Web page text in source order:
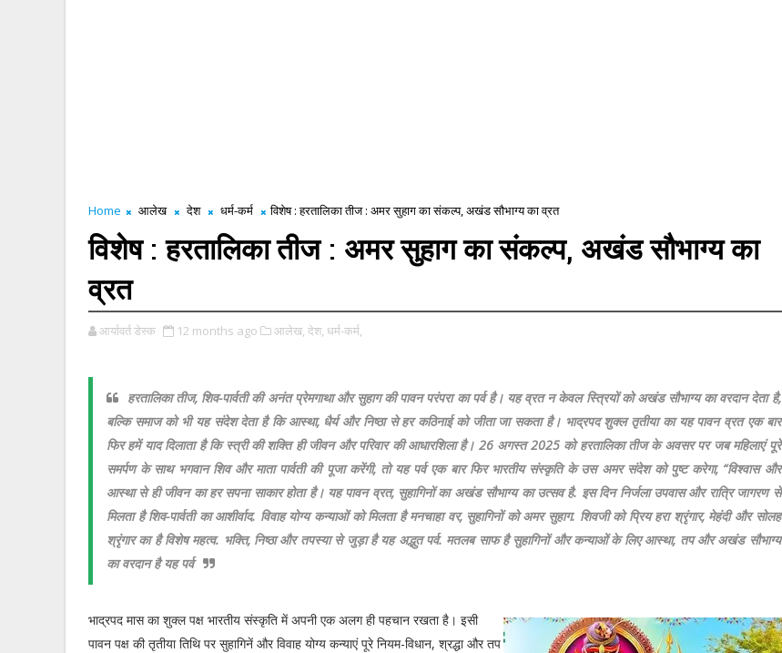
Home आलेख देश धर्म-कर्म विशेष : हरतालिका तीज : अमर सुहाग का संकल्प, अखंड सौभाग्य का व्रत
विशेष : हरतालिका तीज : अमर सुहाग का संकल्प, अखंड सौभाग्य का
व्रत
आर्यावर्त डेस्क 12 months ago आलेख, देश, धर्म-कर्म,
हरतालिका तीज, शिव-पार्वती की अनंत प्रेमगाथा और सुहाग की पावन परंपरा का पर्व है। यह व्रत न केवल स्त्रियों को अखंड सौभाग्य का वरदान देता है,
बल्कि समाज को भी यह संदेश देता है कि आस्था, धैर्य और निष्ठा से हर कठिनाई को जीता जा सकता है। भाद्रपद शुक्ल तृतीया का यह पावन व्रत एक बार
फिर हमें याद दिलाता है कि स्त्री की शक्ति ही जीवन और परिवार की आधारशिला है। 26 अगस्त 2025 को हरतालिका तीज के अवसर पर जब महिलाएं पूरे
समर्पण के साथ भगवान शिव और माता पार्वती की पूजा करेंगी, तो यह पर्व एक बार फिर भारतीय संस्कृति के उस अमर संदेश को पुष्ट करेगा, “विश्वास और
आस्था से ही जीवन का हर सपना साकार होता है। यह पावन व्रत, सुहागिनों का अखंड सौभाग्य का उत्सव है. इस दिन निर्जला उपवास और रात्रि जागरण से
मिलता है शिव-पार्वती का आशीर्वाद. विवाह योग्य कन्याओं को मिलता है मनचाहा वर, सुहागिनों को अमर सुहाग. शिवजी को प्रिय हरा श्रृंगार, मेहंदी और सोलह
श्रृंगार का है विशेष महत्व. भक्ति, निष्ठा और तपस्या से जुड़ा है यह अद्भुत पर्व. मतलब साफ है सुहागिनों और कन्याओं के लिए आस्था, तप और अखंड सौभाग्य
का वरदान है यह पर्व
भाद्रपद मास का शुक्ल पक्ष भारतीय संस्कृति में अपनी एक अलग ही पहचान रखता है। इसी
पावन पक्ष की तृतीया तिथि पर सुहागिनें और विवाह योग्य कन्याएं पूरे नियम-विधान, श्रद्धा और तप